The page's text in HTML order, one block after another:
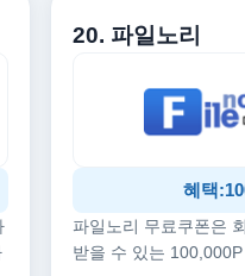
20. 파일노리
혜택
파일노리 무료쿠폰은
받을 수 있는